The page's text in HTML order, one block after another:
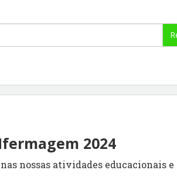
2024
nossas atividades educacionais